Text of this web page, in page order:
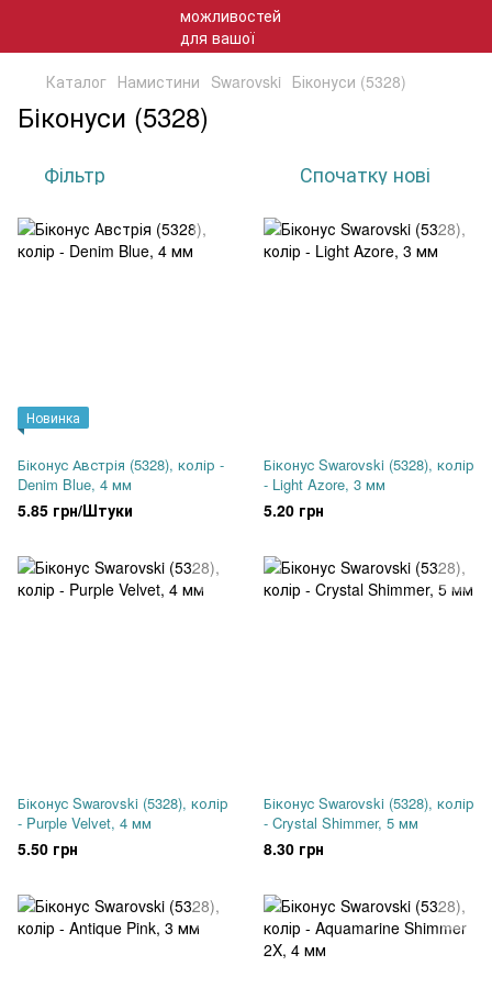
Каталог Намистини Swarovski Біконуси (5328)
Біконуси (5328)
Фільтр Спочатку нові
Новинка
Біконус Австрія (5328), колір -
Denim Blue, 4 мм
5.85 грн/Штуки
Біконус Swarovski (5328), колір
- Light Azore, 3 мм
5.20 грн
Біконус Swarovski (5328), колір
- Purple Velvet, 4 мм
5.50 грн
Біконус Swarovski (5328), колір
- Crystal Shimmer, 5 мм
8.30 грн